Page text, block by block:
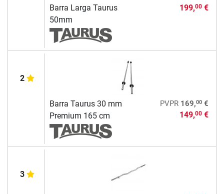
Barra Larga Taurus
50mm
199,00€
2
Barra Taurus 30 mm
Premium 165 cm
PVPR 169,00€
149,00€
3